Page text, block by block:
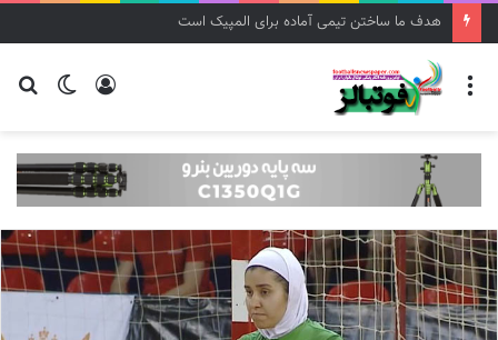
هدف ما ساختن تیمی آماده برای المپیک است
تغییر
ورود منو